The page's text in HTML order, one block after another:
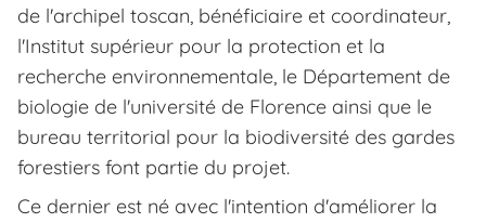
de l'archipel toscan, bénéficiaire et coordinateur,
l'Institut supérieur pour la protection et la
recherche environnementale, le Département de
biologie de l'université de Florence ainsi que le
bureau territorial pour la biodiversité des gardes
forestiers font partie du projet.
Ce dernier est né avec l'intention d'améliorer la